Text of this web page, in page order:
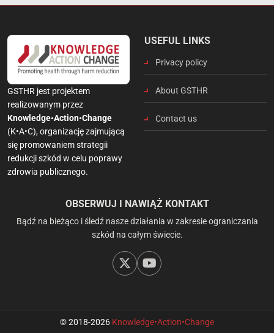
GSTHR jest projektem
realizowanym przez
Knowledge•Action•Change
(K•A•C), organizację zajmującą
się promowaniem strategii
redukcji szkód w celu poprawy
zdrowia publicznego.
USEFUL LINKS
Privacy policy
About GSTHR
Contact us
OBSERWUJ I NAWIĄŻ KONTAKT
Bądź na bieżąco i śledź nasze działania w zakresie ograniczania
szkód na całym świecie.
© 2018-2026 Knowledge•Action•Change